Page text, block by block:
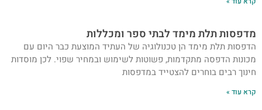
מדפסות תלת מימד לבתי ספר ומכללות
הדפסות תלת מימד הן טכנולוגיה של העתיד המוצעת כבר היום עם
מכונות הדפסה מתקדמות, פשוטות לשימוש ובמחיר שפוי. לכן מוסדות
חינוך רבים בוחרים להצטייד במדפסות
קרא עוד »